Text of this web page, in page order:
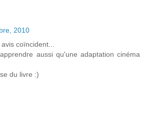
2010
coïncident...
aussi qu'une adaptation cinéma
du livre :)